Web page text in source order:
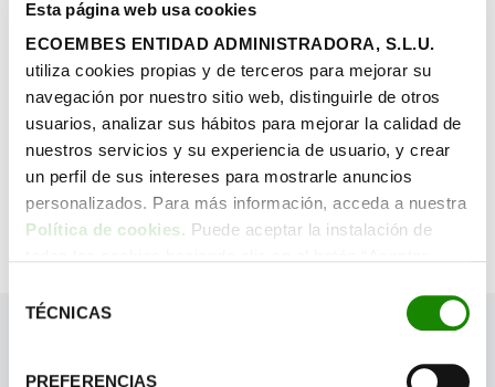
Esta página web usa cookies
ECOEMBES ENTIDAD ADMINISTRADORA, S.L.U.
utiliza cookies propias y de terceros para mejorar su
navegación por nuestro sitio web, distinguirle de otros
usuarios, analizar sus hábitos para mejorar la calidad de
nuestros servicios y su experiencia de usuario, y crear
un perfil de sus intereses para mostrarle anuncios
personalizados. Para más información, acceda a nuestra
Política de cookies. Puede aceptar la instalación de
botón “Configurar cookies”, o rechazar su instalación,
TÉCNICAS
PREFERENCIAS
¡QUIERO VERLO!